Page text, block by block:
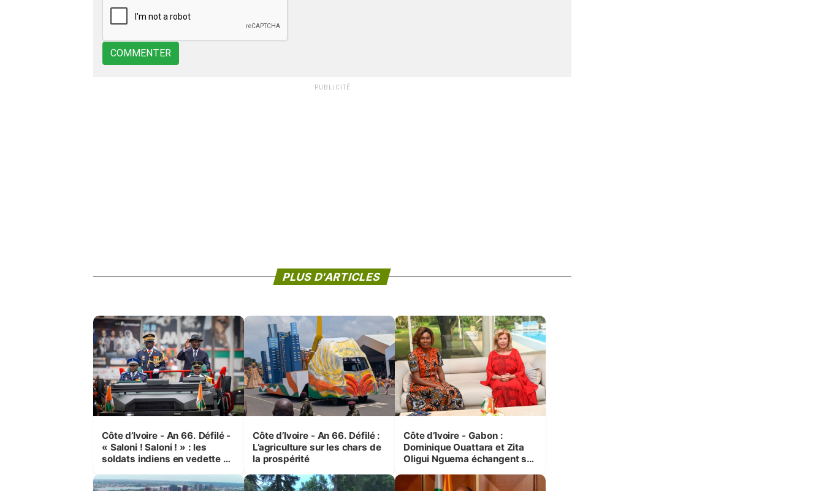
COMMENTER
PUBLICITÉ
PLUS D'ARTICLES
Côte d’Ivoire - An 66. Défilé -
« Saloni ! Saloni ! » : les
soldats indiens en vedette à
Côte d’Ivoire - An 66. Défilé :
L’agriculture sur les chars de
la prospérité
Côte d’Ivoire - Gabon :
Dominique Ouattara et Zita
Oligui Nguema échangent sur
femmes et des enfants